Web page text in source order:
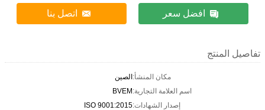
افضل سعر اتصل بنا
تفاصيل المنتج
مكان المنشأ:الصين
اسم العلامة التجارية:BVEM
إصدار الشهادات:ISO 9001:2015